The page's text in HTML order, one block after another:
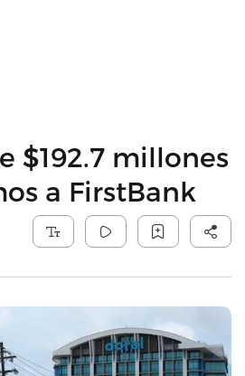
$192.7 millones
a FirstBank